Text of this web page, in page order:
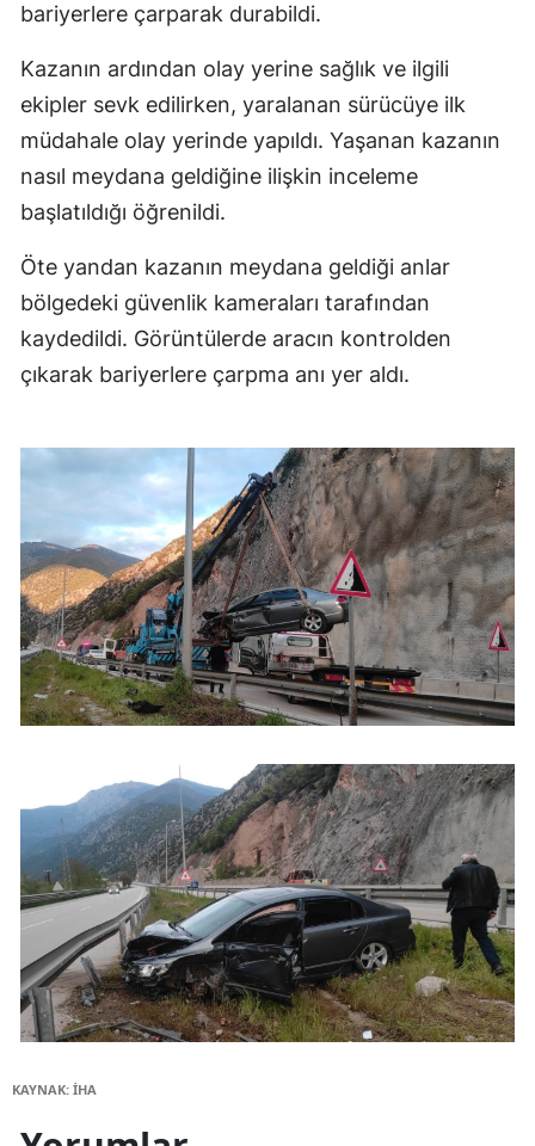
bariyerlere çarparak durabildi.
Kazanın ardından olay yerine sağlık ve ilgili
ekipler sevk edilirken, yaralanan sürücüye ilk
müdahale olay yerinde yapıldı. Yaşanan kazanın
nasıl meydana geldiğine ilişkin inceleme
başlatıldığı öğrenildi.
Öte yandan kazanın meydana geldiği anlar
bölgedeki güvenlik kameraları tarafından
kaydedildi. Görüntülerde aracın kontrolden
çıkarak bariyerlere çarpma anı yer aldı.
KAYNAK: İHA